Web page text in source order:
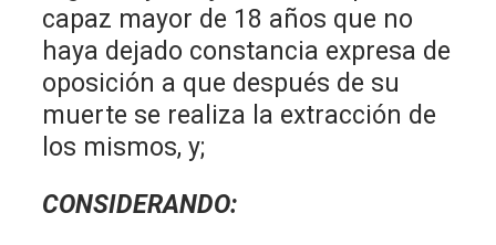
capaz mayor de 18 años que no
haya dejado constancia expresa de
oposición a que después de su
muerte se realiza la extracción de
los mismos, y;
CONSIDERANDO: